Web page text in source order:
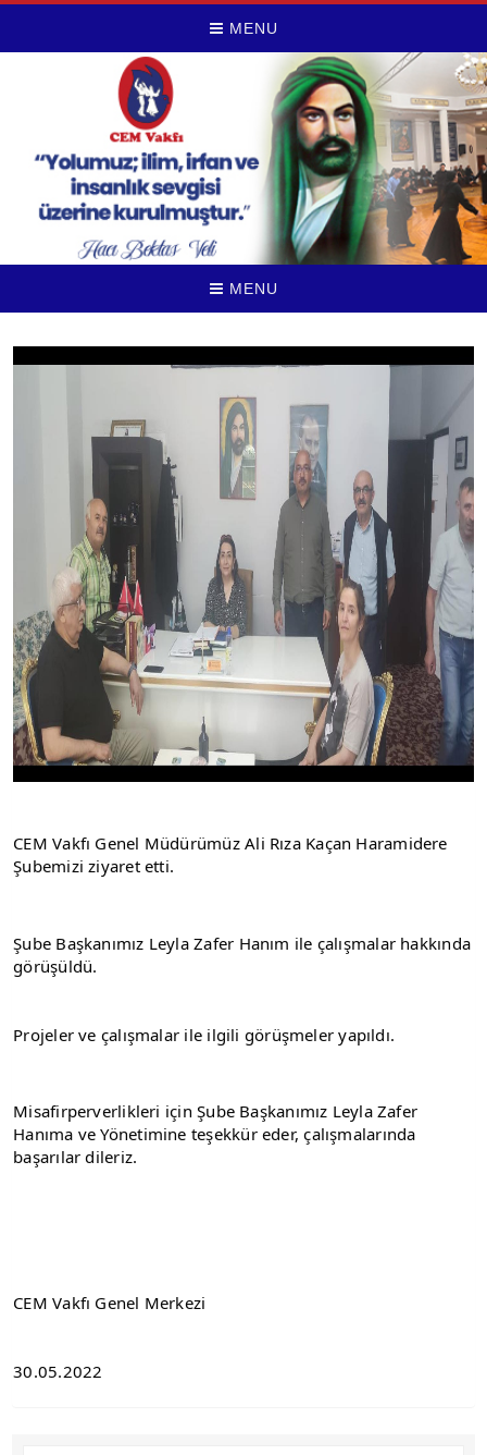
MENU
MENU
CEM Vakfı Genel Müdürümüz Ali Rıza Kaçan Haramidere
Şubemizi ziyaret etti.
Şube Başkanımız Leyla Zafer Hanım ile çalışmalar hakkında
görüşüldü.
Projeler ve çalışmalar ile ilgili görüşmeler yapıldı.
Misafirperverlikleri için Şube Başkanımız Leyla Zafer
Hanıma ve Yönetimine teşekkür eder, çalışmalarında
başarılar dileriz.
CEM Vakfı Genel Merkezi
30.05.2022